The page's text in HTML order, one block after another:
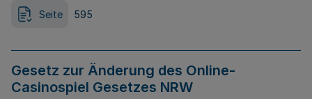
Seite 595
Gesetz zur Änderung des Online-
Casinospiel Gesetzes NRW